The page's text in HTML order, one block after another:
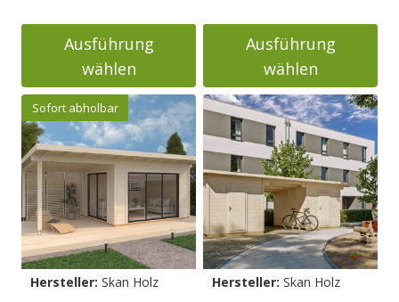
bis
Ausführung
wählen
Dieses
Produkt
weist
mehrere
Varianten
auf.
Die
Optionen
können
bis
Ausführung
wählen
Dieses
Produkt
weist
mehrere
Varianten
auf.
Die
Optionen
können
Sofort abholbar
Hersteller: Skan Holz Hersteller: Skan Holz